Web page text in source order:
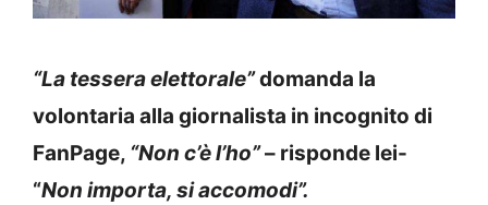
“La tessera elettorale”domanda la
volontaria alla giornalista in incognito di
FanPage, “Non c’è l’ho”– risponde lei-
“Non importa, si accomodi”.